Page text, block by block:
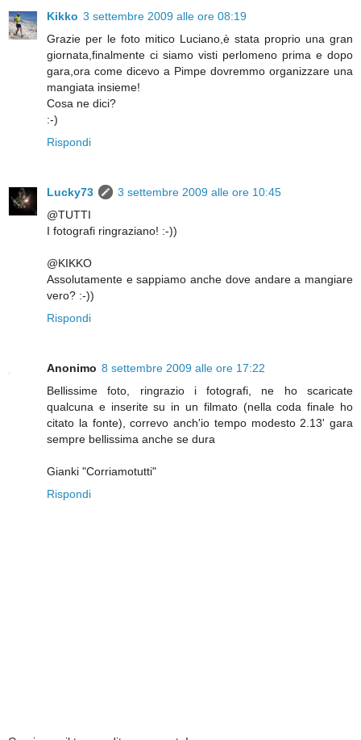
Kikko 3 settembre 2009 alle ore 08:19
Grazie per le foto mitico Luciano,è stata proprio una gran
giornata,finalmente ci siamo visti perlomeno prima e dopo
gara,ora come dicevo a Pimpe dovremmo organizzare una
mangiata insieme!
Cosa ne dici?
:-)
Rispondi
Lucky73
3 settembre 2009 alle ore 10:45
@TUTTI
I fotografi ringraziano! :-))
@KIKKO
Assolutamente e sappiamo anche dove andare a mangiare
vero? :-))
Rispondi
Anonimo 8 settembre 2009 alle ore 17:22
Bellissime foto, ringrazio i fotografi, ne ho scaricate
qualcuna e inserite su in un filmato (nella coda finale ho
citato la fonte), correvo anch'io tempo modesto 2.13' gara
sempre bellissima anche se dura
Gianki "Corriamotutti"
Rispondi